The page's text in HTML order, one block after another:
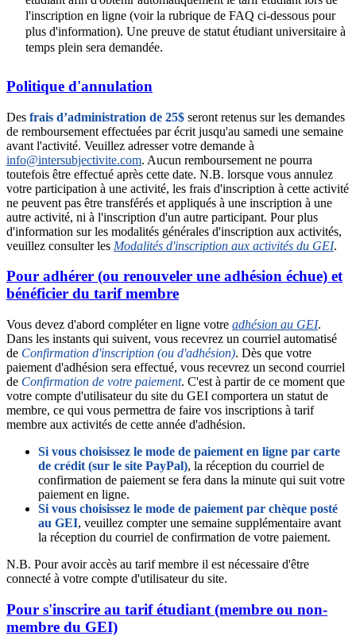
l'inscription en ligne (voir la rubrique de FAQ ci-dessous pour
plus d'information). Une preuve de statut étudiant universitaire à
temps plein sera demandée.
Politique d'annulation
Des frais d’administration de 25$ seront retenus sur les demandes
de remboursement effectuées par écrit jusqu'au samedi une semaine
avant l'activité. Veuillez adresser votre demande à
info@intersubjectivite.com. Aucun remboursement ne pourra
toutefois être effectué après cette date. N.B. lorsque vous annulez
votre participation à une activité, les frais d'inscription à cette activité
ne peuvent pas être transférés et appliqués à une inscription à une
autre activité, ni à l'inscription d'un autre participant. Pour plus
d'information sur les modalités générales d'inscription aux activités,
veuillez consulter les Modalités d'inscription aux activités du GEI.
Pour adhérer (ou renouveler une adhésion échue) et
bénéficier du tarif membre
Vous devez d'abord compléter en ligne votre adhésion au GEI.
Dans les instants qui suivent, vous recevrez un courriel automatisé
de Confirmation d'inscription (ou d'adhésion). Dès que votre
paiement d'adhésion sera effectué, vous recevrez un second courriel
de Confirmation de votre paiement. C'est à partir de ce moment que
votre compte d'utilisateur du site du GEI comportera un statut de
membre, ce qui vous permettra de faire vos inscriptions à tarif
membre aux activités de cette année d'adhésion.
Si vous choisissez le mode de paiement en ligne par carte
de crédit (sur le site PayPal), la réception du courriel de
confirmation de paiement se fera dans la minute qui suit votre
paiement en ligne.
Si vous choisissez le mode de paiement par chèque posté
au GEI, veuillez compter une semaine supplémentaire avant
la réception du courriel de confirmation de votre paiement.
N.B. Pour avoir accès au tarif membre il est nécessaire d'être
connecté à votre compte d'utilisateur du site.
Pour s'inscrire au tarif étudiant (membre ou non-
membre du GEI)